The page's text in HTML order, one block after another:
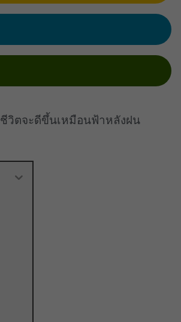
วิตจะดีขึ้นเหมือนฟ้าหลังฝน